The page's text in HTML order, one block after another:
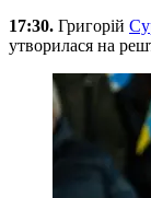
17:30. Григорій
утворилася на